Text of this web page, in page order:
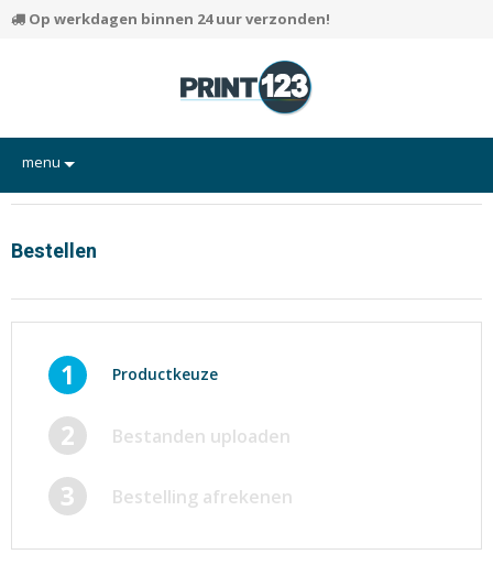
Op werkdagen binnen 24 uur verzonden!
menu
Flyers
Hand-outs/Losbladig
Posters
Rapporten/Verslagen
Certificaten/Diploma's
Visitekaartjes
Alle producten
Bestellen
1 Productkeuze
2 Bestanden uploaden
3 Bestelling afrekenen